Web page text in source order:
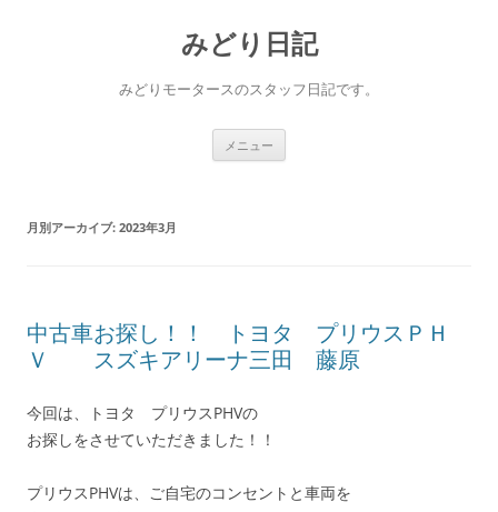
みどり日記
みどりモータースのスタッフ日記です。
メニュー
月別アーカイブ: 2023年3月
中古車お探し！！ トヨタ プリウスＰＨ
Ｖ スズキアリーナ三田 藤原
今回は、トヨタ プリウスPHVの
お探しをさせていただきました！！
プリウスPHVは、ご自宅のコンセントと車両を